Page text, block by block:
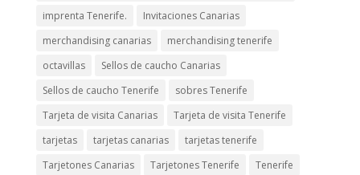
imprenta Tenerife.
Invitaciones Canarias
merchandising canarias
merchandising tenerife
octavillas
Sellos de caucho Canarias
Sellos de caucho Tenerife
sobres Tenerife
Tarjeta de visita Canarias
Tarjeta de visita Tenerife
tarjetas
tarjetas canarias
tarjetas tenerife
Tarjetones Canarias
Tarjetones Tenerife Tenerife